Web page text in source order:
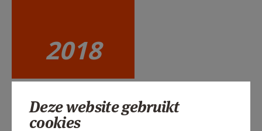
2018
Deze website gebruikt
cookies